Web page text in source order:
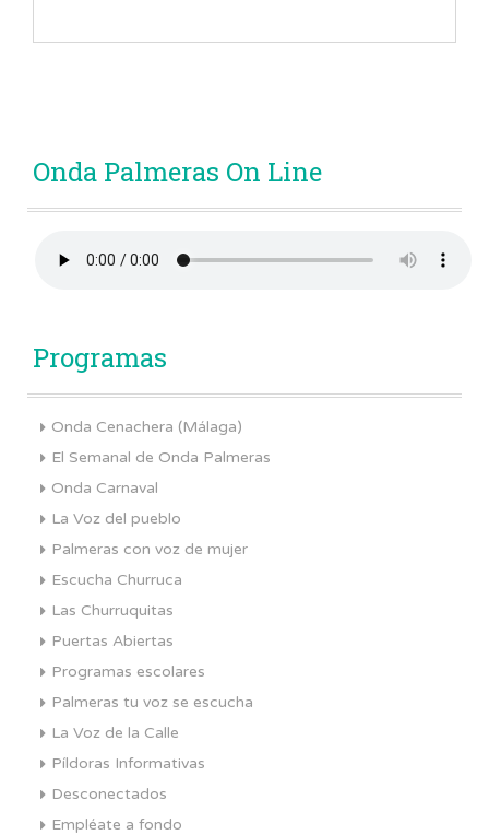
Onda Palmeras On Line
Programas
Onda Cenachera (Málaga)
El Semanal de Onda Palmeras
Onda Carnaval
La Voz del pueblo
Palmeras con voz de mujer
Escucha Churruca
Las Churruquitas
Puertas Abiertas
Programas escolares
Palmeras tu voz se escucha
La Voz de la Calle
Píldoras Informativas
Desconectados
Empléate a fondo